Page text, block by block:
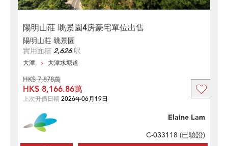
陽明山莊 眺景園4房豪宅單位出售
陽明山莊 眺景園
實用面積 2,626呎
大潭 大潭水塘道
Elaine Lam
C-033118 (已驗證)
HK$ 7,878萬
HK$ 8,166.86萬
上次升價日期 2026年06月19日